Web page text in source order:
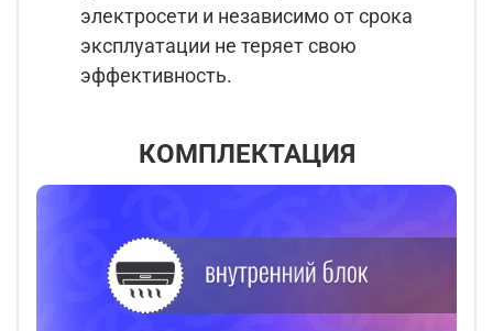
электросети и независимо от срока
эксплуатации не теряет свою
эффективность.
КОМПЛЕКТАЦИЯ